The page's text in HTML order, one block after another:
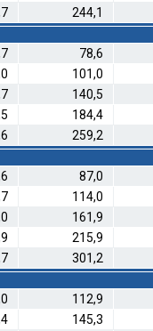
244,1
78,6
101,0
140,5
184,4
259,2
87,0
114,0
161,9
215,9
301,2
112,9
145,3